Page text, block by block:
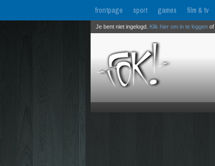
frontpage sport games film & tv
Je bent niet ingelogd. Klik hier om in te loggen of